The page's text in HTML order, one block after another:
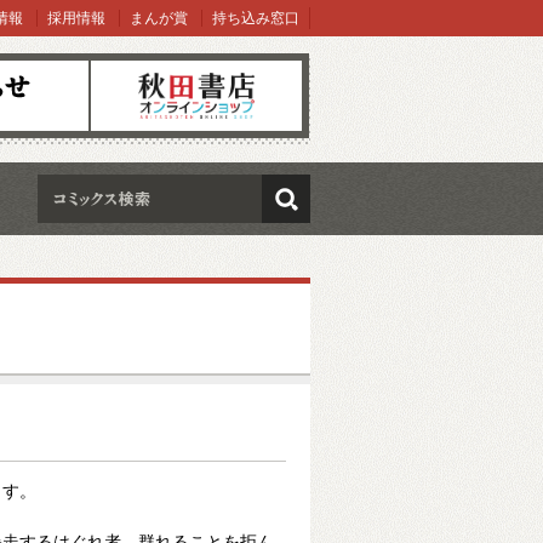
オンラインショップ
報 採用情報 まんが賞 持ち込み窓口
検索
。